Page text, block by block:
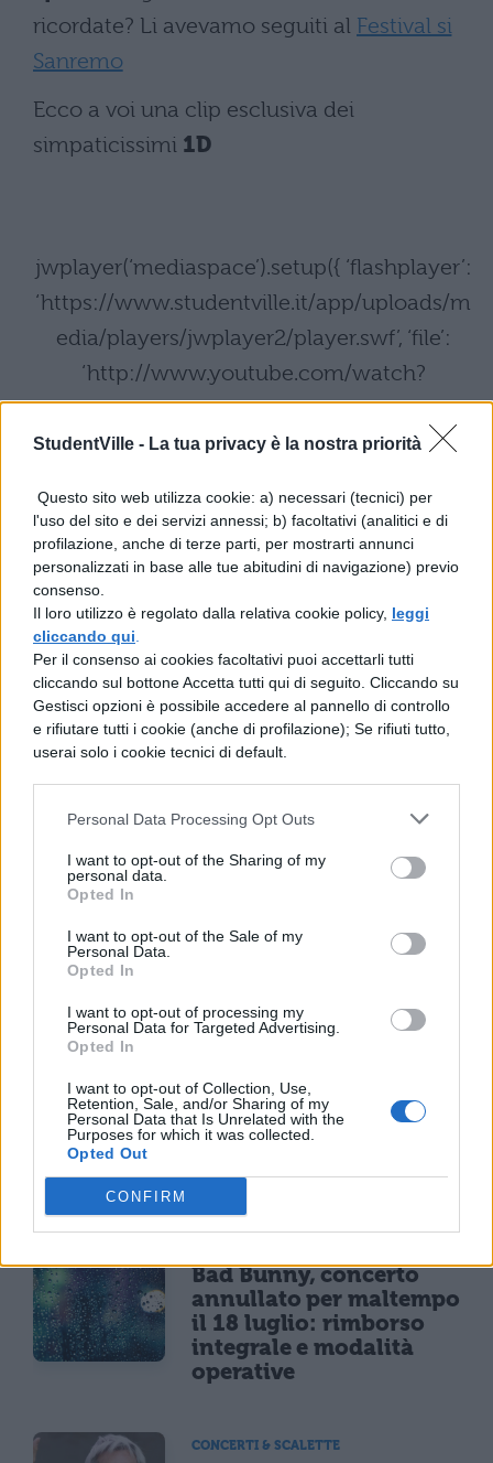
StudentVille - La tua privacy è la nostra priorità
Questo sito web utilizza cookie: a) necessari (tecnici) per
l'uso del sito e dei servizi annessi; b) facoltativi (analitici e di
profilazione, anche di terze parti, per mostrarti annunci
personalizzati in base alle tue abitudini di navigazione) previo
consenso.
Il loro utilizzo è regolato dalla relativa cookie policy, leggi
cliccando qui
Per il consenso ai cookies facoltativi puoi accettarli tutti
cliccando sul bottone Accetta tutti qui di seguito. Cliccando su
Gestisci opzioni è possibile accedere al pannello di controllo
e rifiutare tutti i cookie (anche di profilazione); Se rifiuti tutto,
userai solo i cookie tecnici di default.
Personal Data Processing Opt Outs
I want to opt-out of the Sharing of my
personal data.
Opted In
I want to opt-out of the Sale of my
Personal Data.
Opted In
I want to opt-out of processing my
Personal Data for Targeted Advertising.
Opted In
I want to opt-out of Collection, Use,
Retention, Sale, and/or Sharing of my
Personal Data that Is Unrelated with the
Purposes for which it was collected.
Opted Out
CONFIRM
ricordate? Li avevamo seguiti al Festival si
Sanremo
Ecco a voi una clip esclusiva dei
simpaticissimi 1D
jwplayer(‘mediaspace’).setup({ ‘flashplayer’:
‘https://www.studentville.it/app/uploads/m
edia/players/jwplayer2/player.swf’, ‘file’:
‘http://www.youtube.com/watch?
v=144mmHWtY3k’, ‘controlbar’: ‘over’,
‘image’:
edia/players/preview.jpg’, ‘skin’:
‘https://www.studentville.it/app/uploads/m
edia/players/jwplayer2/bekle.zip’, ‘width’:
‘600’, ‘height’: ‘400’ });
TI POTREBBE INTERESSARE
Francia vieta i social ai
funziona il controllo
NEWS LIFESTYLE
sei a rischio: l'allarme
Iss su gaming, azzardo
e social nella
Bad Bunny, concerto
annullato per maltempo
il 18 luglio: rimborso
integrale e modalità
operative
CONCERTI & SCALETTE